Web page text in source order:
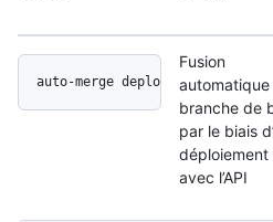
auto-merge deployment api
Fusion
automatique
branche de
par le biais
déploiement
avec l’API